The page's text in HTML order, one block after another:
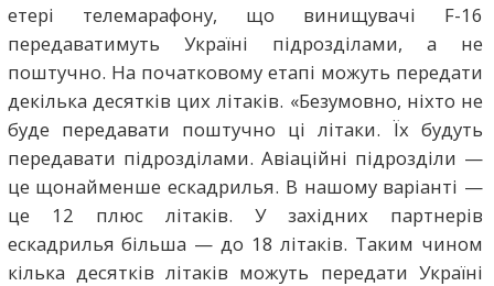
етері телемарафону, що винищувачі F-16
передаватимуть Україні підрозділами, а не
поштучно. На початковому етапі можуть передати
декілька десятків цих літаків. «Безумовно, ніхто не
буде передавати поштучно ці літаки. Їх будуть
передавати підрозділами. Авіаційні підрозділи —
це щонайменше ескадрилья. В нашому варіанті —
це 12 плюс літаків. У західних партнерів
ескадрилья більша — до 18 літаків. Таким чином
кілька десятків літаків можуть передати Україні